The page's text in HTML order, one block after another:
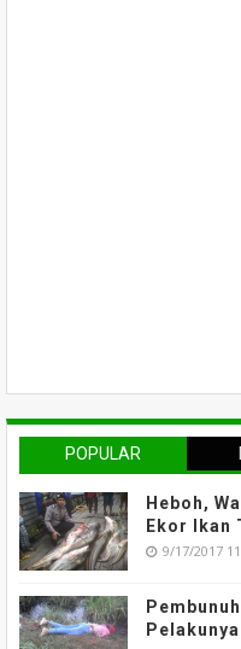
POPULAR
Heboh,
Ekor Ikan
9/17/2017